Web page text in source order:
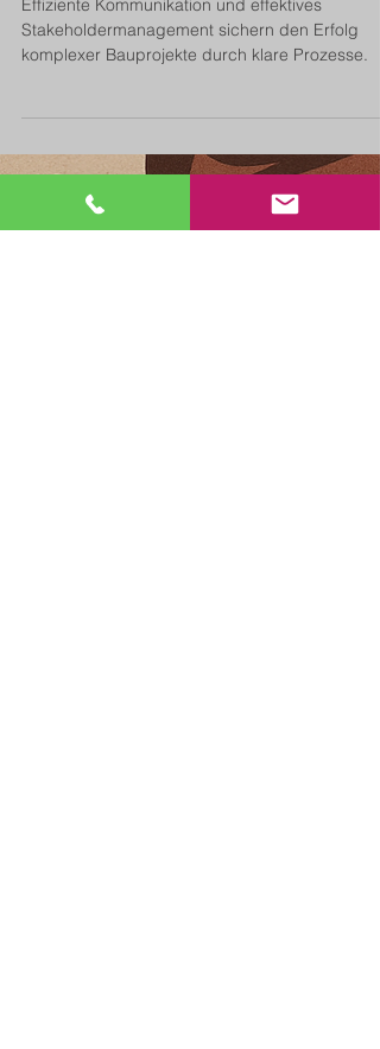
Bernhard Metzger
18. Mai 2025
10 Min. Lesezeit
Kommunikation, Kooperation,
Projekterfolg - Erfolgsfaktoren im
Stakeholdermanagement von
Bauprojekten